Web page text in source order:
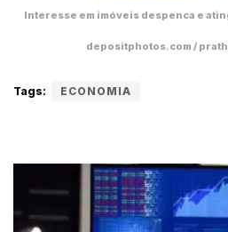
Interesse em imóveis despenca e
depositphotos.com /
Tags: ECONOMIA